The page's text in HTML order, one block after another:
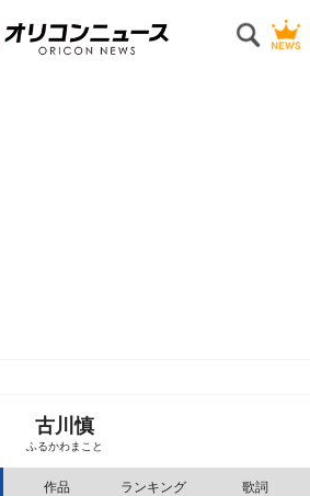
古川慎
ふるかわまこと
作品 ランキング 歌詞